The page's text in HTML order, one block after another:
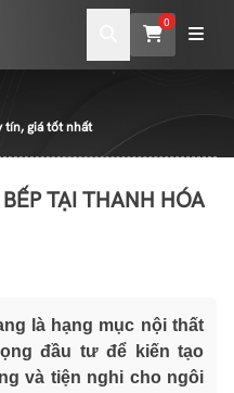
0
tín, giá tốt nhất
TẠI THANH HÓA
là hạng mục nội thất
đầu tư để kiến tạo
và tiện nghi cho ngôi